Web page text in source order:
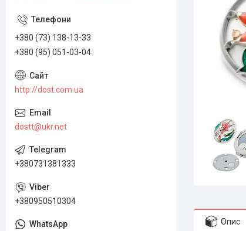
Опис
+380 (73) 138-13-33
+380 (95) 051-03-04
http://dost.com.ua
dostt@ukr.net
+380731381333
+380950510304